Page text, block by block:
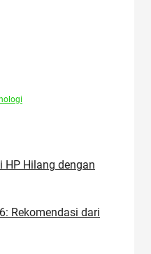
HP Hilang dengan
Rekomendasi dari